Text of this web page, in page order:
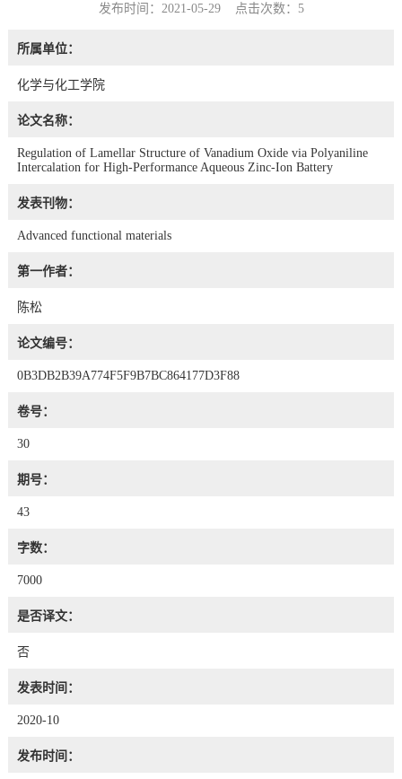
发布时间：2021-05-29 点击次数： 5
所属单位：
化学与化工学院
论文名称：
Regulation of Lamellar Structure of Vanadium Oxide via Polyaniline
Intercalation for High-Performance Aqueous Zinc-Ion Battery
发表刊物：
Advanced functional materials
第一作者：
陈松
论文编号：
0B3DB2B39A774F5F9B7BC864177D3F88
卷号：
30
期号：
43
字数：
7000
是否译文：
否
发表时间：
2020-10
发布时间：